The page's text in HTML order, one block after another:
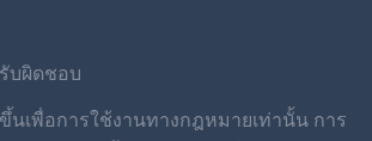
ทย
บผิดชอบ
เพื่อการใช้งานทางกฎหมายเท่านั้น การ